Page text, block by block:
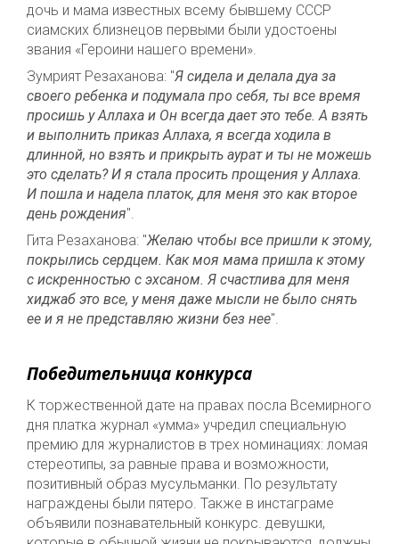
дочь и мама известных всему бывшему СССР
сиамских близнецов первыми были удостоены
звания «Героини нашего времени».
Зумрият Резаханова: "Я сидела и делала дуа за
своего ребенка и подумала про себя, ты все время
просишь у Аллаха и Он всегда дает это тебе. А взять
и выполнить приказ Аллаха, я всегда ходила в
длинной, но взять и прикрыть аурат и ты не можешь
это сделать? И я стала просить прощения у Аллаха.
И пошла и надела платок, для меня это как второе
день рождения".
Гита Резаханова: "Желаю чтобы все пришли к этому,
покрылись сердцем. Как моя мама пришла к этому
с искренностью с эхсаном. Я счастлива для меня
хиджаб это все, у меня даже мысли не было снять
ее и я не представляю жизни без нее".
Победительница конкурса
К торжественной дате на правах посла Всемирного
дня платка журнал «умма» учредил специальную
премию для журналистов в трех номинациях: ломая
стереотипы, за равные права и возможности,
позитивный образ мусульманки. По результату
награждены были пятеро. Также в инстаграме
объявили познавательный конкурс. девушки,